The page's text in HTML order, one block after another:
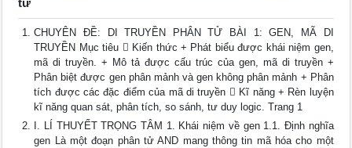
tử
CHUYÊN ĐỀ: DI TRUYỀN PHÂN TỬ BÀI 1: GEN, MÃ DI
TRUYỀN Mục tiêu  Kiến thức + Phát biểu được khái niệm gen,
mã di truyền. + Mô tả được cấu trúc của gen, mã di truyền +
Phân biệt được gen phân mảnh và gen không phân mảnh + Phân
tích được các đặc điểm của mã di truyền  Kĩ năng + Rèn luyện
kĩ năng quan sát, phân tích, so sánh, tư duy logic. Trang 1
I. LÍ THUYẾT TRỌNG TÂM 1. Khái niệm về gen 1.1. Định nghĩa
gen Là một đoạn phân tử AND mang thông tin mã hóa cho một